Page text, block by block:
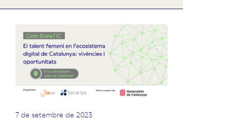
7 de setembre de 2023